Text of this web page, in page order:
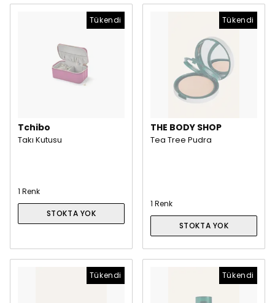
Tükendi
Tchibo
Takı Kutusu
1 Renk
STOKTA YOK
Tükendi
THE BODY SHOP
Tea Tree Pudra
1 Renk
STOKTA YOK
Tükendi Tükendi